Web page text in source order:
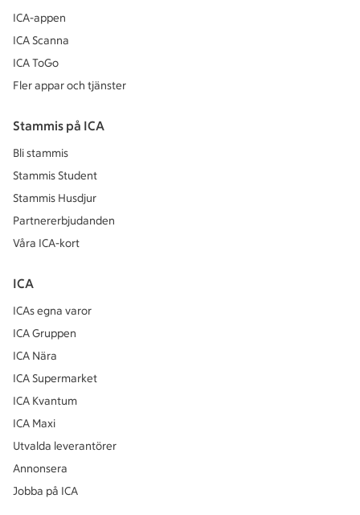
ICA-appen
ICA Scanna
ICA ToGo
Fler appar och tjänster
Stammis på ICA
Bli stammis
Stammis Student
Stammis Husdjur
Partnererbjudanden
Våra ICA-kort
ICA
ICAs egna varor
ICA Gruppen
ICA Nära
ICA Supermarket
ICA Kvantum
ICA Maxi
Utvalda leverantörer
Annonsera
Jobba på ICA